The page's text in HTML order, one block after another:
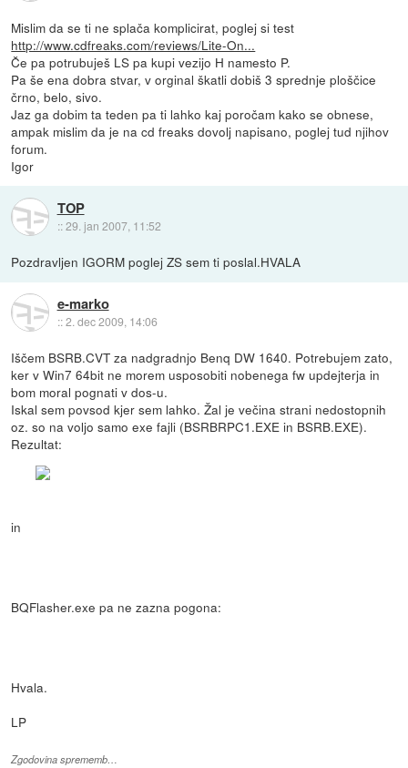
Mislim da se ti ne splača komplicirat, poglej si test
http://www.cdfreaks.com/reviews/Lite-On...
Če pa potrubuješ LS pa kupi vezijo H namesto P.
Pa še ena dobra stvar, v orginal škatli dobiš 3 sprednje ploščice
črno, belo, sivo.
Jaz ga dobim ta teden pa ti lahko kaj poročam kako se obnese,
ampak mislim da je na cd freaks dovolj napisano, poglej tud njihov
forum.
Igor
TOP
::29. jan 2007, 11:52
Pozdravljen IGORM poglej ZS sem ti poslal.HVALA
e-marko
::2. dec 2009, 14:06
Iščem BSRB.CVT za nadgradnjo Benq DW 1640. Potrebujem zato,
ker v Win7 64bit ne morem usposobiti nobenega fw updejterja in
bom moral pognati v dos-u.
Iskal sem povsod kjer sem lahko. Žal je večina strani nedostopnih
oz. so na voljo samo exe fajli (BSRBRPC1.EXE in BSRB.EXE).
Rezultat:
in
BQFlasher.exe pa ne zazna pogona:
Hvala.
LP
Zgodovina sprememb…